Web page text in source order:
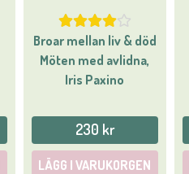
Broar mellan liv & död
Möten med avlidna,
Iris Paxino
230 kr
LÄGG I VARUKORGEN